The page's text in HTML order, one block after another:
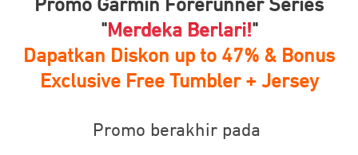
Promo Garmin Forerunner Series
"Merdeka Berlari!"
Dapatkan Diskon up to 47% & Bonus
Exclusive Free Tumbler + Jersey
Promo berakhir pada